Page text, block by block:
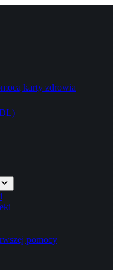
karty zdrowia
pomocy